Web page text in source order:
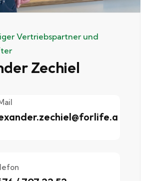
Vertriebspartner und
Zechiel